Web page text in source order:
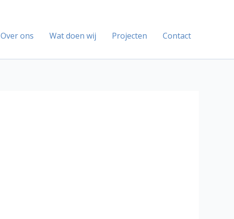
Over ons Wat doen wij Projecten Contact